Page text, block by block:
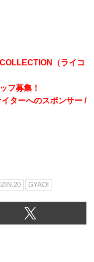
（ライコ
フ募集！
ターへのスポンサー /
GYAO!